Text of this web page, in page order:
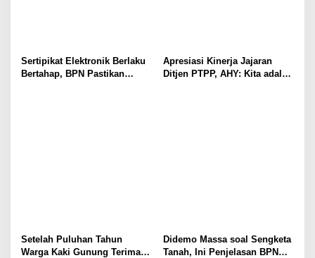
Sertipikat Elektronik Berlaku
Bertahap, BPN Pastikan
Apresiasi Kinerja Jajaran
Ditjen PTPP, AHY: Kita adalah
Setelah Puluhan Tahun
Warga Kaki Gunung Terima
Didemo Massa soal Sengketa
Tanah, Ini Penjelasan BPN